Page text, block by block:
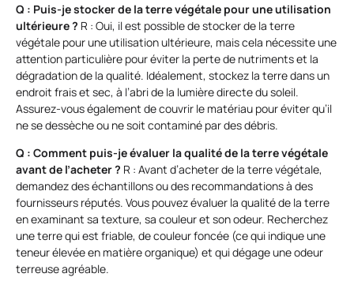
Q : Puis-je stocker de la terre végétale pour une utilisation
ultérieure ? R : Oui, il est possible de stocker de la terre
végétale pour une utilisation ultérieure, mais cela nécessite une
attention particulière pour éviter la perte de nutriments et la
dégradation de la qualité. Idéalement, stockez la terre dans un
endroit frais et sec, à l’abri de la lumière directe du soleil.
Assurez-vous également de couvrir le matériau pour éviter qu’il
ne se dessèche ou ne soit contaminé par des débris.
Q : Comment puis-je évaluer la qualité de la terre végétale
avant de l’acheter ? R : Avant d’acheter de la terre végétale,
demandez des échantillons ou des recommandations à des
fournisseurs réputés. Vous pouvez évaluer la qualité de la terre
en examinant sa texture, sa couleur et son odeur. Recherchez
une terre qui est friable, de couleur foncée (ce qui indique une
teneur élevée en matière organique) et qui dégage une odeur
terreuse agréable.